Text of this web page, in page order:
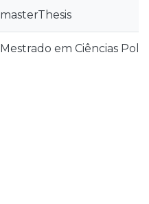
masterThesis
Mestrado em Ciências